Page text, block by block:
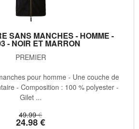
SANS MANCHES - HOMME -
- NOIR ET MARRON
PREMIER
49.99 €
24.98€
pour homme - Une couche de
- Composition : 100 % polyester -
Gilet ...